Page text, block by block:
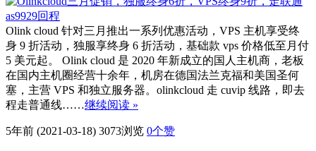
Olink cloud 针对三月推出一系列优惠活动，VPS 主机享受终
身 9 折活动，独服享终身 6 折活动，基础款 vps 价格低至月付
5 美元起。 Olink cloud 是 2020 年新成立的国人主机商，老板
在国内主机圈经营十余年，机房在德国法兰克福和美国圣何
塞，主营 VPS 和独立服务器。olinkcloud 走 cuvip 线路，即去
程走普通线……继续阅读 »
5年前 (2021-03-18) 3073浏览 0个赞